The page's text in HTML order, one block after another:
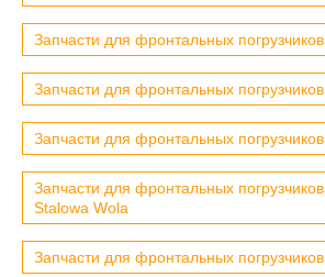
Запчасти для фронтальных
Запчасти для фронтальных
Запчасти для фронтальных
Запчасти для фронтальных
Stalowa Wola
Запчасти для фронтальных